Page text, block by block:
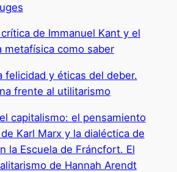
de Immanuel Kant y el
metafísica como saber
felicidad y éticas del deber.
frente al utilitarismo
capitalismo: el pensamiento
Karl Marx y la dialéctica de
la Escuela de Fráncfort. El
de Hannah Arendt